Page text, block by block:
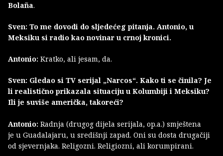
Bolaña.
Sven: To me dovodi do sljedećeg pitanja. Antonio, u
Meksiku si radio kao novinar u crnoj kronici.
Antonio: Kratko, ali jesam, da.
Sven: Gledao si TV serijal „Narcos“. Kako ti se činila? Je
li realistično prikazala situaciju u Kolumbiji i Meksiku?
Ili je suviše američka, takoreći?
Antonio: Radnja (drugog dijela serijala, op.a.) smještena
je u Guadalajaru, u središnji zapad. Oni su dosta drugačiji
od sjevernjaka. Religozni. Religiozni, ali korumpirani.